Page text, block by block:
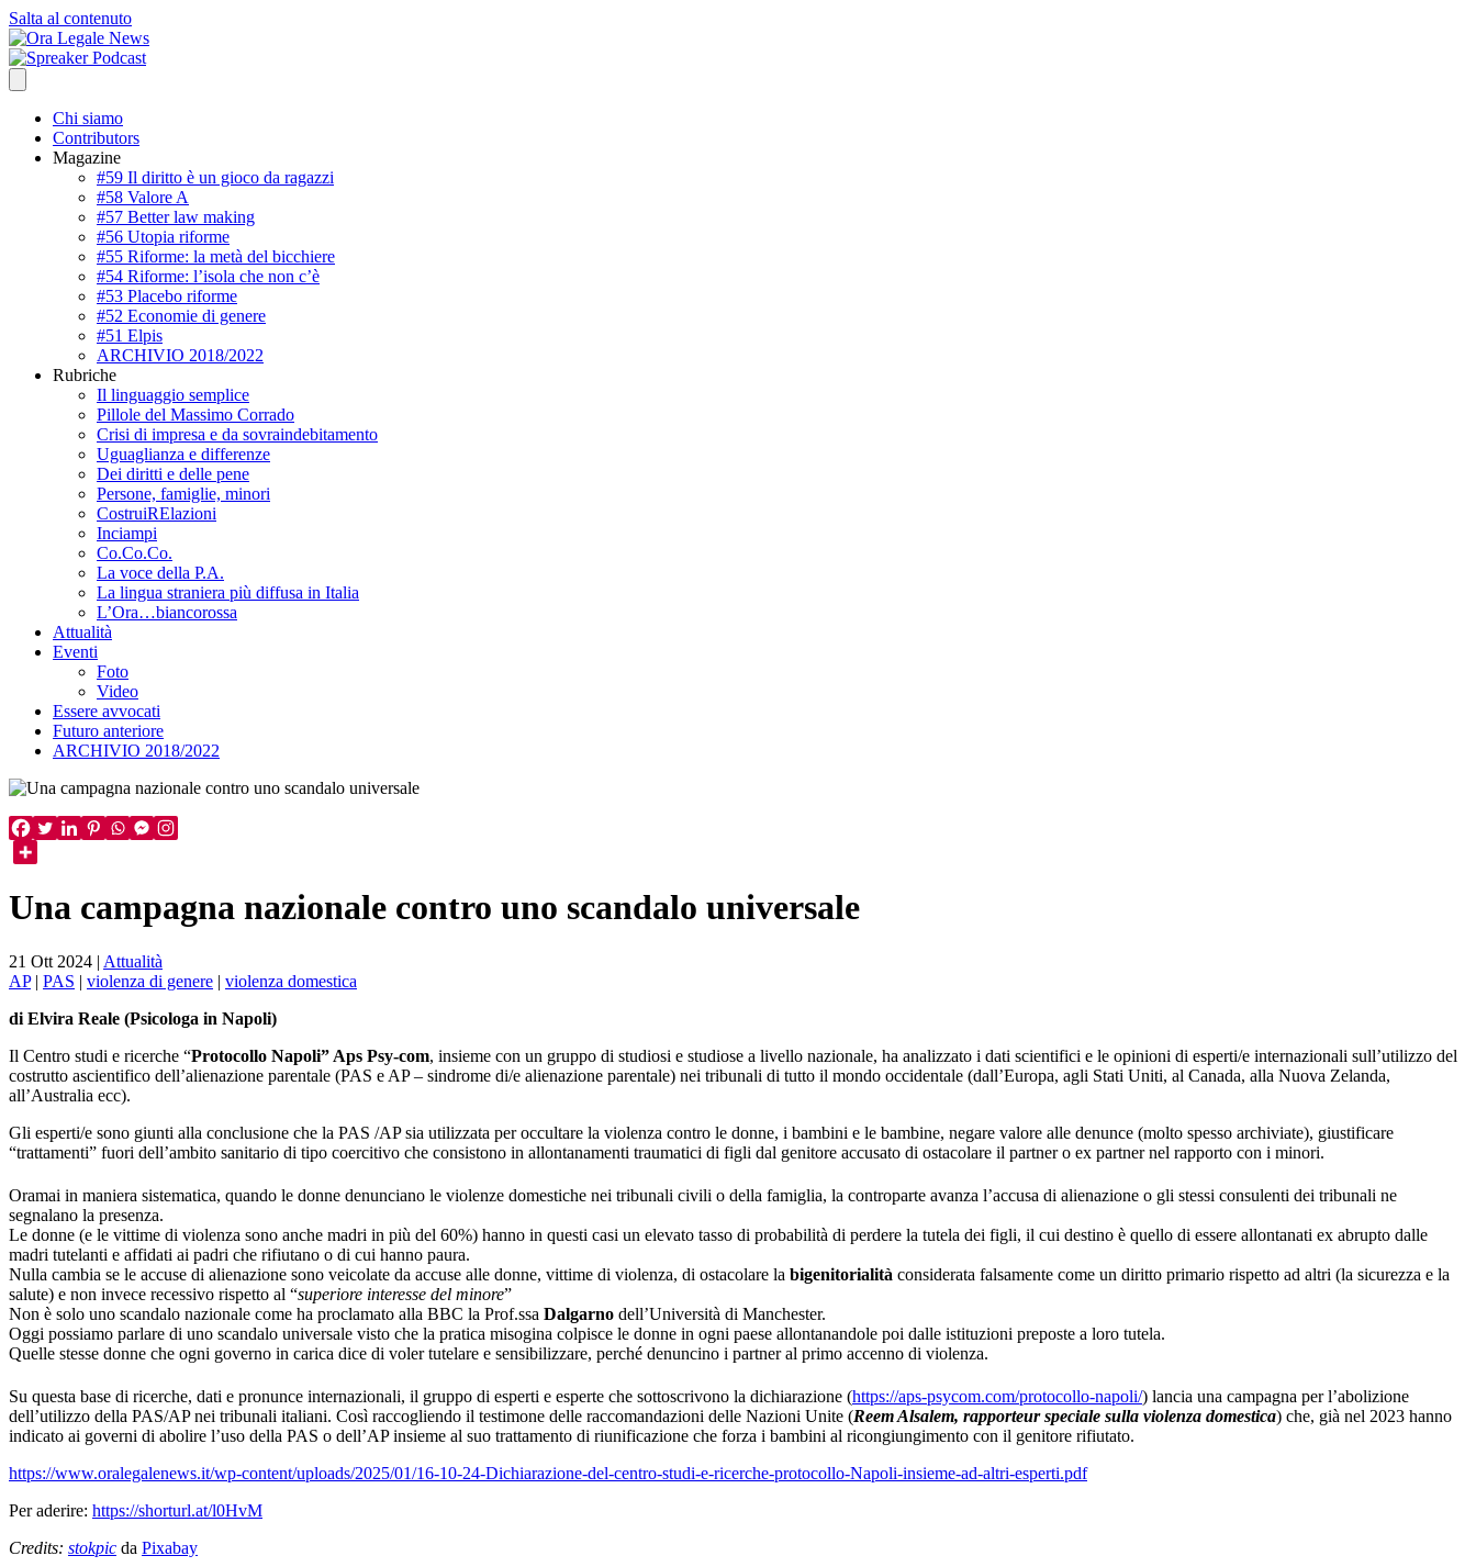
Salta al contenuto
Chi siamo
Contributors
Magazine
#59 Il diritto è un gioco da ragazzi
#58 Valore A
#57 Better law making
#56 Utopia riforme
#55 Riforme: la metà del bicchiere
#54 Riforme: l’isola che non c’è
#53 Placebo riforme
#52 Economie di genere
#51 Elpis
ARCHIVIO 2018/2022
Rubriche
Il linguaggio semplice
Pillole del Massimo Corrado
Crisi di impresa e da sovraindebitamento
Uguaglianza e differenze
Dei diritti e delle pene
Persone, famiglie, minori
CostruiRElazioni
Inciampi
Co.Co.Co.
La voce della P.A.
La lingua straniera più diffusa in Italia
L’Ora…biancorossa
Attualità
Eventi
Foto
Video
Essere avvocati
Futuro anteriore
ARCHIVIO 2018/2022
Una campagna nazionale contro uno scandalo universale
21 Ott 2024 | Attualità
AP| PAS | violenza di genere | violenza domestica
di Elvira Reale (Psicologa in Napoli)
Il Centro studi e ricerche “Protocollo Napoli” Aps Psy-com, insieme con un gruppo di studiosi e studiose a livello nazionale, ha analizzato i dati scientifici e le opinioni di esperti/e internazionali sull’utilizzo del
costrutto ascientifico dell’alienazione parentale (PAS e AP – sindrome di/e alienazione parentale) nei tribunali di tutto il mondo occidentale (dall’Europa, agli Stati Uniti, al Canada, alla Nuova Zelanda,
all’Australia ecc).
Gli esperti/e sono giunti alla conclusione che la PAS /AP sia utilizzata per occultare la violenza contro le donne, i bambini e le bambine, negare valore alle denunce (molto spesso archiviate), giustificare
“trattamenti” fuori dell’ambito sanitario di tipo coercitivo che consistono in allontanamenti traumatici di figli dal genitore accusato di ostacolare il partner o ex partner nel rapporto con i minori.
Oramai in maniera sistematica, quando le donne denunciano le violenze domestiche nei tribunali civili o della famiglia, la controparte avanza l’accusa di alienazione o gli stessi consulenti dei tribunali ne
segnalano la presenza.
Le donne (e le vittime di violenza sono anche madri in più del 60%) hanno in questi casi un elevato tasso di probabilità di perdere la tutela dei figli, il cui destino è quello di essere allontanati ex abrupto dalle
madri tutelanti e affidati ai padri che rifiutano o di cui hanno paura.
Nulla cambia se le accuse di alienazione sono veicolate da accuse alle donne, vittime di violenza, di ostacolare la bigenitorialità considerata falsamente come un diritto primario rispetto ad altri (la sicurezza e la
salute) e non invece recessivo rispetto al “superiore interesse del minore”
Non è solo uno scandalo nazionale come ha proclamato alla BBC la Prof.ssa Dalgarno dell’Università di Manchester.
Oggi possiamo parlare di uno scandalo universale visto che la pratica misogina colpisce le donne in ogni paese allontanandole poi dalle istituzioni preposte a loro tutela.
Quelle stesse donne che ogni governo in carica dice di voler tutelare e sensibilizzare, perché denuncino i partner al primo accenno di violenza.
Su questa base di ricerche, dati e pronunce internazionali, il gruppo di esperti e esperte che sottoscrivono la dichiarazione (https://aps-psycom.com/protocollo-napoli/) lancia una campagna per l’abolizione
dell’utilizzo della PAS/AP nei tribunali italiani. Così raccogliendo il testimone delle raccomandazioni delle Nazioni Unite (Reem Alsalem, rapporteur speciale sulla violenza domestica) che, già nel 2023 hanno
indicato ai governi di abolire l’uso della PAS o dell’AP insieme al suo trattamento di riunificazione che forza i bambini al ricongiungimento con il genitore rifiutato.
https://www.oralegalenews.it/wp-content/uploads/2025/01/16-10-24-Dichiarazione-del-centro-studi-e-ricerche-protocollo-Napoli-insieme-ad-altri-esperti.pdf
Per aderire: https://shorturl.at/l0HvM
Credits: stokpic da Pixabay